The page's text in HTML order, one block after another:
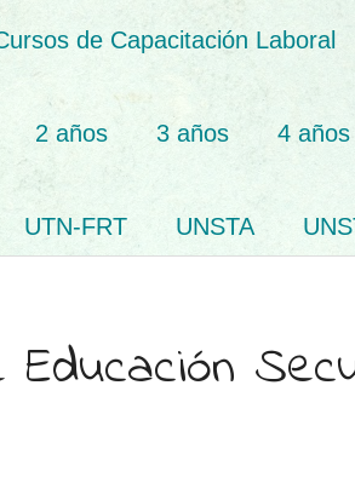
de Capacitación Laboral
2 años 3 años 4 años
UTN-FRT UNSTA